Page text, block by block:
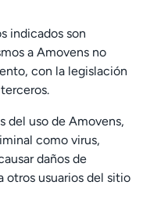
indicados son
a Amovens no
con la legislación
del uso de Amovens,
como virus,
daños de
otros usuarios del sitio